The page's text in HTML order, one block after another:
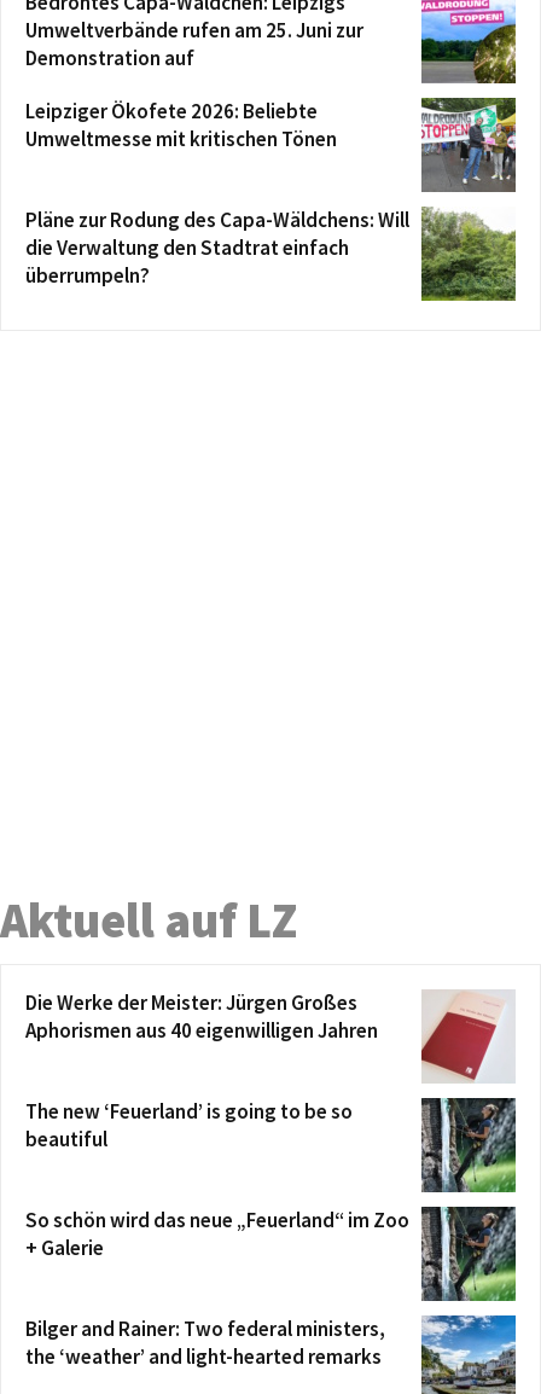
Umweltverbände rufen am 25. Juni zur
Demonstration auf
Leipziger Ökofete 2026: Beliebte
Umweltmesse mit kritischen Tönen
Pläne zur Rodung des Capa-Wäldchens: Will
die Verwaltung den Stadtrat einfach
überrumpeln?
Aktuell auf LZ
Die Werke der Meister: Jürgen Großes
Aphorismen aus 40 eigenwilligen Jahren
The new ‘Feuerland’ is going to be so
beautiful
So schön wird das neue „Feuerland“ im Zoo
+ Galerie
Bilger and Rainer: Two federal ministers,
the ‘weather’ and light-hearted remarks